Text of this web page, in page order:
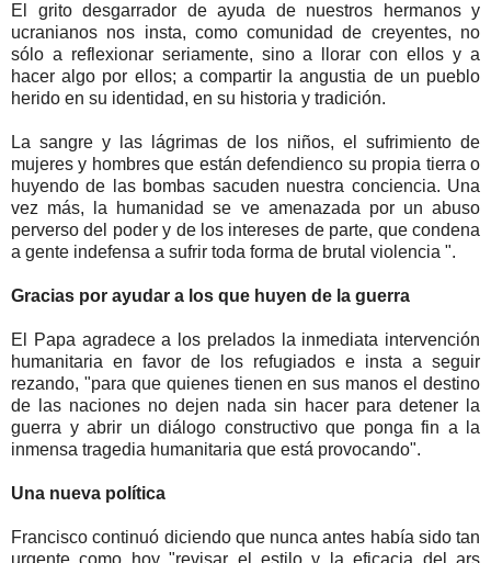
El grito desgarrador de ayuda de nuestros hermanos y
ucranianos nos insta, como comunidad de creyentes, no
sólo a reflexionar seriamente, sino a llorar con ellos y a
hacer algo por ellos; a compartir la angustia de un pueblo
herido en su identidad, en su historia y tradición.
La sangre y las lágrimas de los niños, el sufrimiento de
mujeres y hombres que están defendienco su propia tierra o
huyendo de las bombas sacuden nuestra conciencia. Una
vez más, la humanidad se ve amenazada por un abuso
perverso del poder y de los intereses de parte, que condena
a gente indefensa a sufrir toda forma de brutal violencia ".
Gracias por ayudar a los que huyen de la guerra
El Papa agradece a los prelados la inmediata intervención
humanitaria en favor de los refugiados e insta a seguir
rezando, "para que quienes tienen en sus manos el destino
de las naciones no dejen nada sin hacer para detener la
guerra y abrir un diálogo constructivo que ponga fin a la
inmensa tragedia humanitaria que está provocando".
Una nueva política
Francisco continuó diciendo que nunca antes había sido tan
urgente como hoy "revisar el estilo y la eficacia del ars